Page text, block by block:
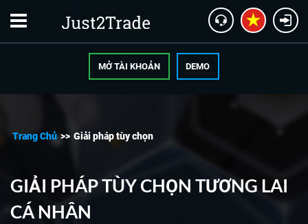
MỞ TÀI KHOẢN DEMO
Trang Chủ >> Giải pháp tùy chọn
GIẢI PHÁP TÙY CHỌN TƯƠNG LAI
CÁ NHÂN